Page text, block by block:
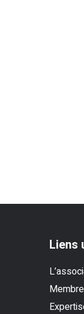
Liens